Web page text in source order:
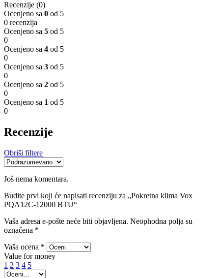
Recenzije (0)
Ocenjeno sa 0 od 5
0 recenzija
Ocenjeno sa 5 od 5
0
Ocenjeno sa 4 od 5
0
Ocenjeno sa 3 od 5
0
Ocenjeno sa 2 od 5
0
Ocenjeno sa 1 od 5
0
Recenzije
Obriši filtere
Još nema komentara.
Budite prvi koji će napisati recenziju za „Pokretna klima Vox
PQA12C-12000 BTU“
Vaša adresa e-pošte neće biti objavljena. Neophodna polja su
označena *
Vaša ocena *
Value for money
1 2 3 4 5